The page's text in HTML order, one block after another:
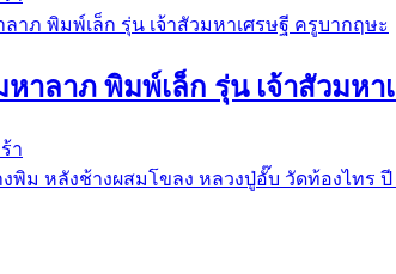
าลาภ พิมพ์เล็ก รุ่น เจ้าสัวมหา
า